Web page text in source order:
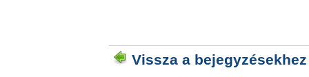
Vissza a bejegyzésekhez